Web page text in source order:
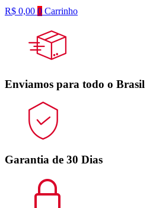
R$ 0,00 0 Carrinho
Enviamos para todo o Brasil
Garantia de 30 Dias